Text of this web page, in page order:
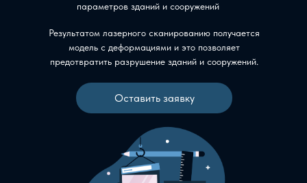
Оставить заявку
параметров зданий и сооружений
Результатом лазерного сканированию получается
модель с деформациями и это позволяет
предотвратить разрушение зданий и сооружений.